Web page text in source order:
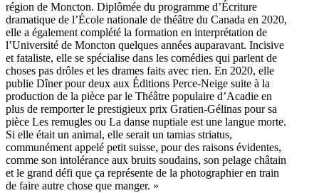
région de Moncton. Diplômée du programme d’Écriture
dramatique de l’École nationale de théâtre du Canada en 2020,
elle a également complété la formation en interprétation de
l’Université de Moncton quelques années auparavant. Incisive
et fataliste, elle se spécialise dans les comédies qui parlent de
choses pas drôles et les drames faits avec rien. En 2020, elle
publie Dîner pour deux aux Éditions Perce-Neige suite à la
production de la pièce par le Théâtre populaire d’Acadie en
plus de remporter le prestigieux prix Gratien-Gélinas pour sa
pièce Les remugles ou La danse nuptiale est une langue morte.
Si elle était un animal, elle serait un tamias striatus,
communément appelé petit suisse, pour des raisons évidentes,
comme son intolérance aux bruits soudains, son pelage châtain
et le grand défi que ça représente de la photographier en train
de faire autre chose que manger. »